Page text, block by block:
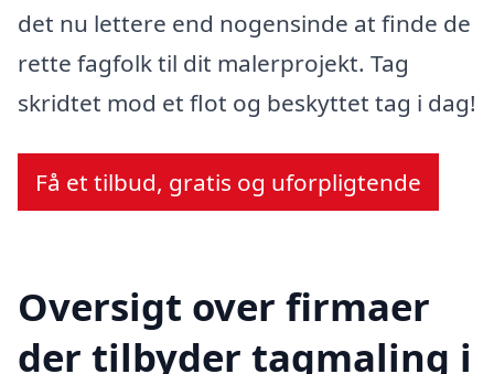
det nu lettere end nogensinde at finde de
rette fagfolk til dit malerprojekt. Tag
skridtet mod et flot og beskyttet tag i dag!
Få et tilbud, gratis og uforpligtende
Oversigt over firmaer
der tilbyder tagmaling i